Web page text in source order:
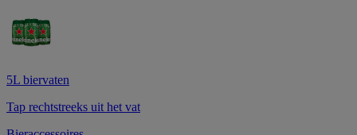
5L biervaten
Tap rechtstreeks uit het vat